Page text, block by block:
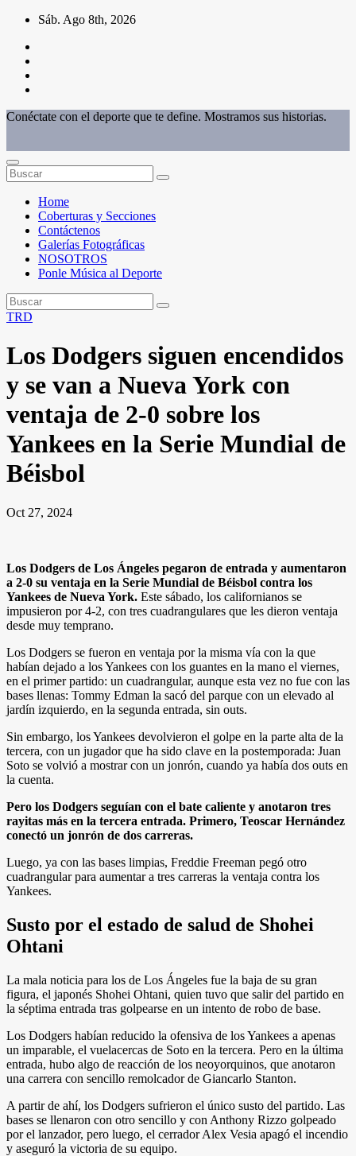
Saltar
contenido
Sáb. Ago 8th, 2026
Conéctate con el deporte que te define. Mostramos sus historias.
Home
Coberturas y Secciones
Contáctenos
Galerías Fotográficas
NOSOTROS
Ponle Música al Deporte
TRD
Los Dodgers siguen encendidos
y se van a Nueva York con
ventaja de 2-0 sobre los
Yankees en la Serie Mundial de
Béisbol
Oct 27, 2024
Los Dodgers de Los Ángeles pegaron de entrada y aumentaron
a 2-0 su ventaja en la Serie Mundial de Béisbol contra los
Yankees de Nueva York. Este sábado, los californianos se
impusieron por 4-2, con tres cuadrangulares que les dieron ventaja
desde muy temprano.
Los Dodgers se fueron en ventaja por la misma vía con la que
habían dejado a los Yankees con los guantes en la mano el viernes,
en el primer partido: un cuadrangular, aunque esta vez no fue con las
bases llenas: Tommy Edman la sacó del parque con un elevado al
jardín izquierdo, en la segunda entrada, sin outs.
Sin embargo, los Yankees devolvieron el golpe en la parte alta de la
tercera, con un jugador que ha sido clave en la postemporada: Juan
Soto se volvió a mostrar con un jonrón, cuando ya había dos outs en
la cuenta.
Pero los Dodgers seguían con el bate caliente y anotaron tres
rayitas más en la tercera entrada. Primero, Teoscar Hernández
conectó un jonrón de dos carreras.
Luego, ya con las bases limpias, Freddie Freeman pegó otro
cuadrangular para aumentar a tres carreras la ventaja contra los
Yankees.
Susto por el estado de salud de Shohei
Ohtani
La mala noticia para los de Los Ángeles fue la baja de su gran
figura, el japonés Shohei Ohtani, quien tuvo que salir del partido en
la séptima entrada tras golpearse en un intento de robo de base.
Los Dodgers habían reducido la ofensiva de los Yankees a apenas
un imparable, el vuelacercas de Soto en la tercera. Pero en la última
entrada, hubo algo de reacción de los neoyorquinos, que anotaron
una carrera con sencillo remolcador de Giancarlo Stanton.
A partir de ahí, los Dodgers sufrieron el único susto del partido. Las
bases se llenaron con otro sencillo y con Anthony Rizzo golpeado
por el lanzador, pero luego, el cerrador Alex Vesia apagó el incendio
y aseguró la victoria de su equipo.